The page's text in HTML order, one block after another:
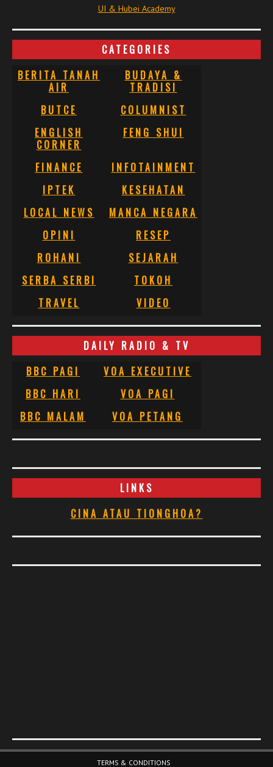
UI & Hubei Academy
CATEGORIES
BERITA TANAH
AIR
BUDAYA &
TRADISI
BUTCE
COLUMNIST
ENGLISH
CORNER
FENG SHUI
FINANCE
INFOTAINMENT
IPTEK
KESEHATAN
LOCAL NEWS
MANCA NEGARA
OPINI
RESEP
ROHANI
SEJARAH
SERBA SERBI
TOKOH
TRAVEL
VIDEO
DAILY RADIO & TV
BBC PAGI
VOA EXECUTIVE
BBC HARI
VOA PAGI
BBC MALAM
VOA PETANG
LINKS
CINA ATAU TIONGHOA?
TERMS & CONDITIONS